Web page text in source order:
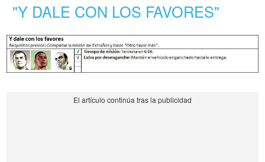
"Y DALE CON LOS FAVORES"